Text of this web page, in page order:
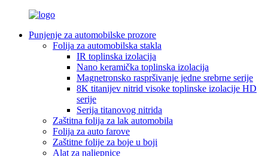
Punjenje za automobilske prozore
Folija za automobilska stakla
IR toplinska izolacija
Nano keramička toplinska izolacija
Magnetronsko raspršivanje jedne srebrne serije
8K titanijev nitrid visoke toplinske izolacije HD
serije
Serija titanovog nitrida
Zaštitna folija za lak automobila
Folija za auto farove
Zaštitne folije za boje u boji
Alat za naljepnice